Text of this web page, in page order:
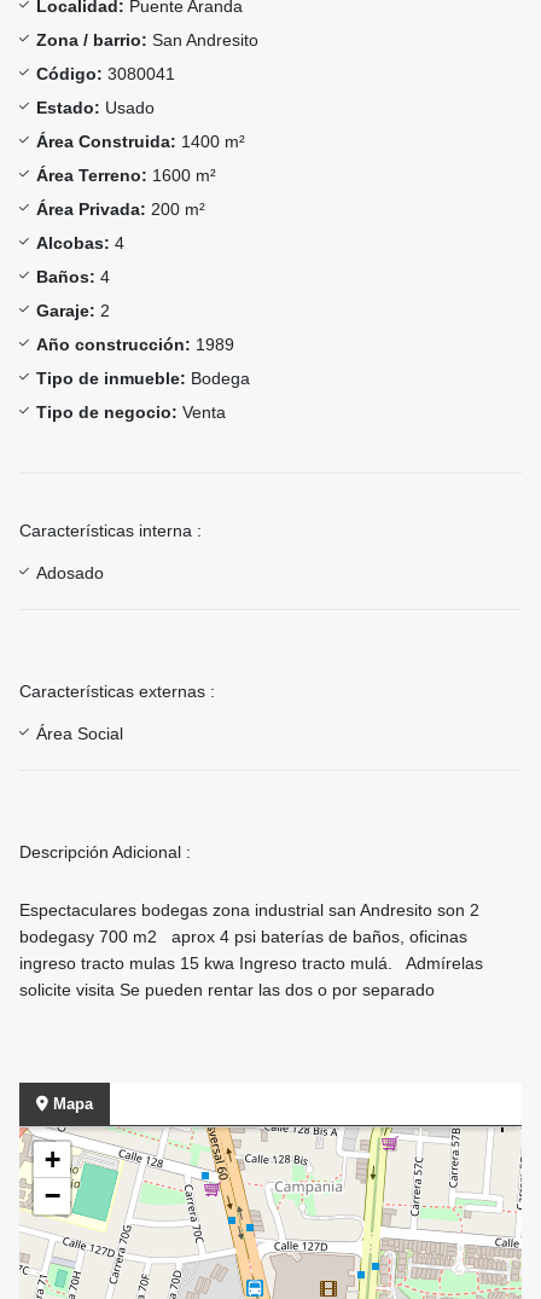
Localidad: Puente Aranda
Zona / barrio: San Andresito
Código: 3080041
Estado: Usado
Área Construida: 1400 m²
Área Terreno: 1600 m²
Área Privada: 200 m²
Alcobas: 4
Baños: 4
Garaje: 2
Año construcción: 1989
Tipo de inmueble: Bodega
Tipo de negocio: Venta
Características interna :
Adosado
Características externas :
Área Social
Descripción Adicional :
Espectaculares bodegas zona industrial san Andresito son 2
bodegasy 700 m2 aprox 4 psi baterías de baños, oficinas
ingreso tracto mulas 15 kwa Ingreso tracto mulá. Admírelas
solicite visita Se pueden rentar las dos o por separado
Mapa
+
−